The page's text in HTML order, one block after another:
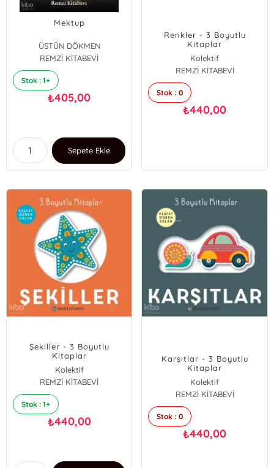
Mektup
ÜSTÜN DÖKMEN
REMZİ KİTABEVİ
Stok : 1+
₺405,00
Sepete Ekle
Renkler - 3 Boyutlu
Kitaplar
Kolektif
REMZİ KİTABEVİ
Stok : 0
₺440,00
Şekiller - 3 Boyutlu
Kitaplar
Kolektif
REMZİ KİTABEVİ
Stok : 1+
₺440,00
Karşıtlar - 3 Boyutlu
Kitaplar
Kolektif
REMZİ KİTABEVİ
Stok : 0
₺440,00